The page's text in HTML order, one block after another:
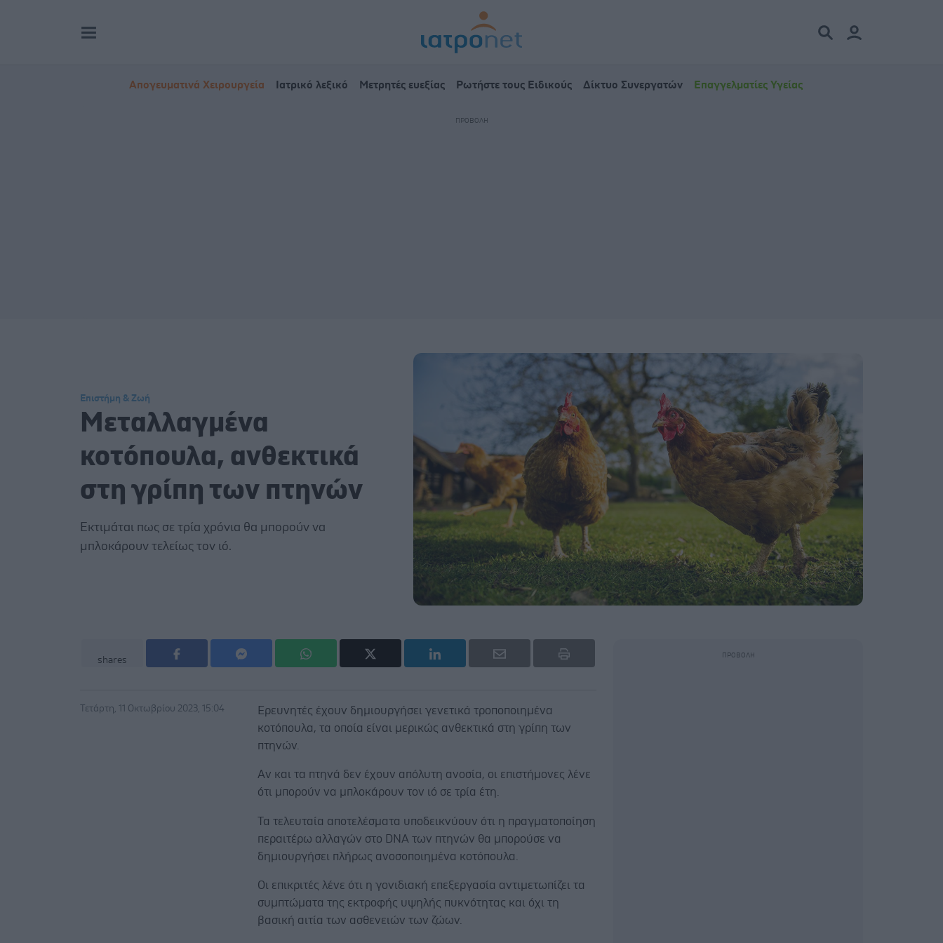
Απογευματινά Χειρουργεία Ιατρικό λεξικό Μετρητές ευεξίας Ρωτήστε τους Ειδικούς Δίκτυο Συνεργατών Επαγγελματίες Υγείας
Επιστήμη & Ζωή
Μεταλλαγμένα
κοτόπουλα, ανθεκτικά
στη γρίπη των πτηνών
Εκτιμάται πως σε τρία χρόνια θα μπορούν να
μπλοκάρουν τελείως τον ιό.
shares
Τετάρτη, 11 Οκτωβρίου 2023, 15:04
Ερευνητές έχουν δημιουργήσει γενετικά τροποποιημένα
κοτόπουλα, τα οποία είναι μερικώς ανθεκτικά στη γρίπη των
πτηνών.
Αν και τα πτηνά δεν έχουν απόλυτη ανοσία, οι επιστήμονες λένε
ότι μπορούν να μπλοκάρουν τον ιό σε τρία έτη.
Τα τελευταία αποτελέσματα υποδεικνύουν ότι η πραγματοποίηση
περαιτέρω αλλαγών στο DNA των πτηνών θα μπορούσε να
δημιουργήσει πλήρως ανοσοποιημένα κοτόπουλα.
Οι επικριτές λένε ότι η γονιδιακή επεξεργασία αντιμετωπίζει τα
συμπτώματα της εκτροφής υψηλής πυκνότητας και όχι τη
βασική αιτία των ασθενειών των ζώων.